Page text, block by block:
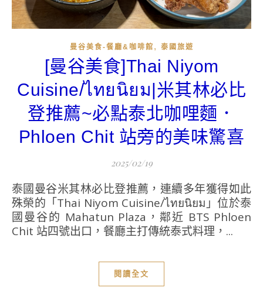
曼谷美食-餐廳&咖啡館 , 泰國旅遊
[曼谷美食]Thai Niyom
Cuisine/ไทยนิยม|米其林必比
登推薦~必點泰北咖哩麵．
Phloen Chit 站旁的美味驚喜
2025/02/19
泰國曼谷米其林必比登推薦，連續多年獲得如此
殊榮的「Thai Niyom Cuisine/ไทยนิยม」位於泰
國曼谷的 Mahatun Plaza，鄰近 BTS Phloen
Chit 站四號出口，餐廳主打傳統泰式料理，...
閱讀全文